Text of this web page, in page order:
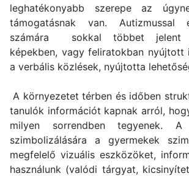
leghatékonyabb szerepe az
támogatásnak van. Autizmussal
számára sokkal többet jelent
képekben, vagy feliratokban nyújtott
a verbális közlések, nyújtotta
A környezetet térben és időben
tanulók információt kapnak arról,
milyen sorrendben tegyenek. A
szimbolizálására a gyermekek
megfelelő vizuális eszközöket,
használunk (valódi tárgyat,